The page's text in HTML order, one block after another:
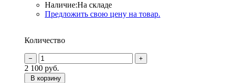
Наличие:На складе
Предложить свою цену на товар.
Количество
2 100 руб.
В корзину